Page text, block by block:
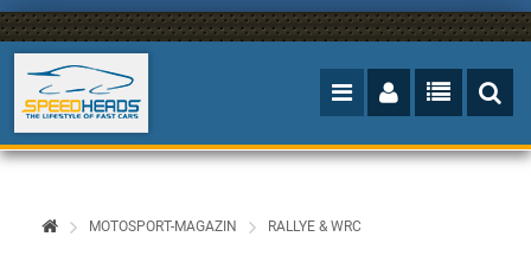
MOTOSPORT-MAGAZIN RALLYE & WRC